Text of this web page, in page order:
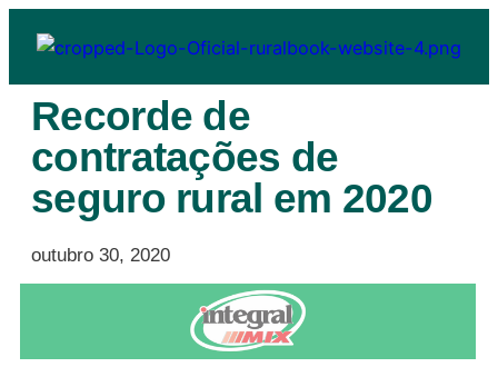
Recorde de
contratações de
seguro rural em 2020
outubro 30, 2020